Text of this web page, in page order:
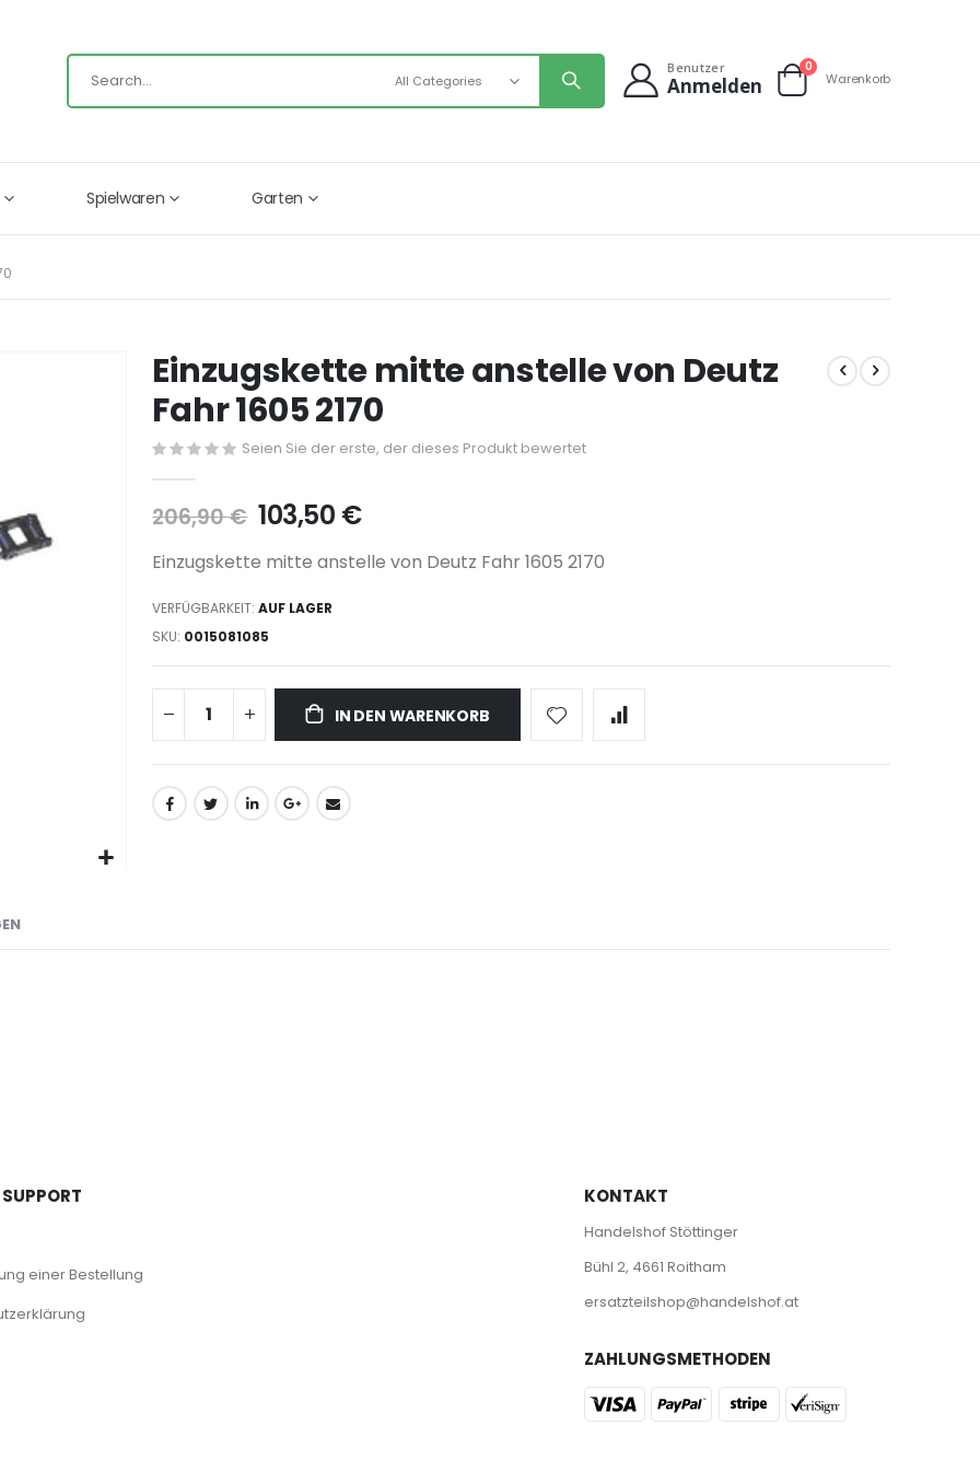
Benutzer
Anmelden Warenkorb
0Artikel
Warenkorb
Spielwaren Garten
Einzugskette mitte anstelle von Deutz
Fahr 1605 2170
Seien Sie der erste, der dieses Produkt bewertet
206,90 € 103,50 €
Einzugskette mitte anstelle von Deutz Fahr 1605 2170
VERFÜGBARKEIT: AUF LAGER
SKU 0015081085
IN DEN WARENKORB
einer Bestellung
KONTAKT
Handelshof Stöttinger
Bühl 2, 4661 Roitham
ersatzteilshop@handelshof.at
ZAHLUNGSMETHODEN